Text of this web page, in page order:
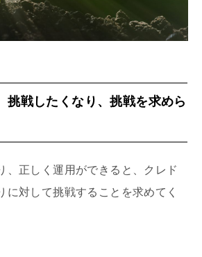
挑戦したくなり、挑戦を求めら
、正しく運用ができると、クレド
に対して挑戦することを求めてく